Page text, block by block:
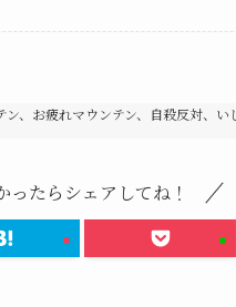
、お疲れマウンテン、自殺反対、
ったらシェアしてね！